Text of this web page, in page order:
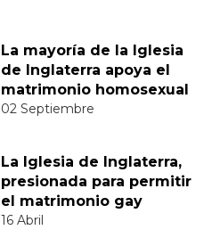
La mayoría de la Iglesia
de Inglaterra apoya el
matrimonio homosexual
02 Septiembre
La Iglesia de Inglaterra,
presionada para permitir
el matrimonio gay
16 Abril